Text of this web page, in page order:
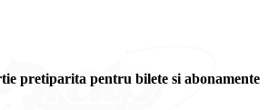
pretiparita pentru bilete si abonamente